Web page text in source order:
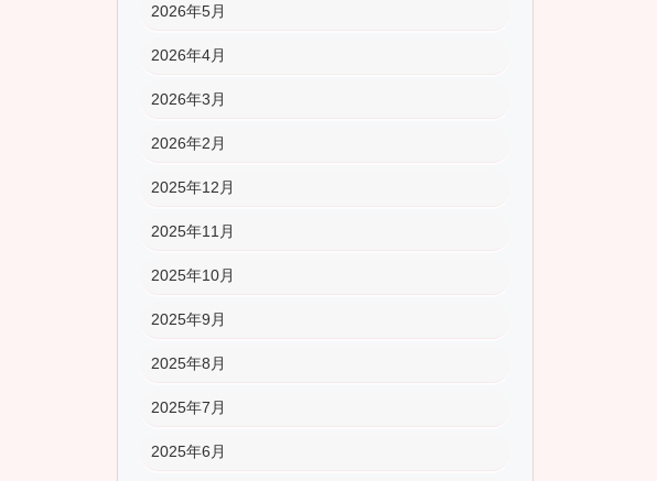
2026年5月
2026年4月
2026年3月
2026年2月
2025年12月
2025年11月
2025年10月
2025年9月
2025年8月
2025年7月
2025年6月